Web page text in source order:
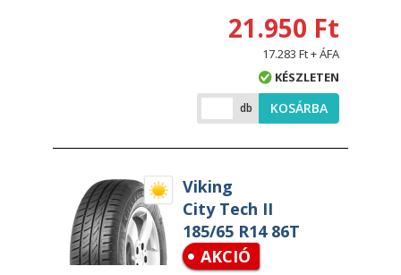
21.950 Ft
17.283 Ft + ÁFA
KÉSZLETEN
db KOSÁRBA
Viking
City Tech II
185/65 R14 86T
AKCIÓ